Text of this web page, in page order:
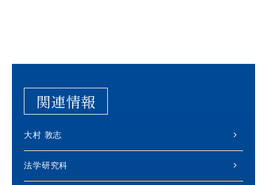
関連情報
大村 敦志
法学研究科